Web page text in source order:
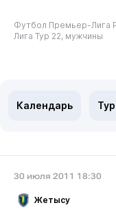
Футбол Премьер-Лига
Лига Тур 22, мужчины
Календарь
30 июля 2011 18:30
Жетысу